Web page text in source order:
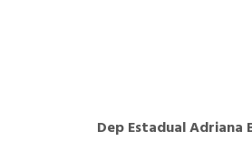
Dep Estadual Adriana